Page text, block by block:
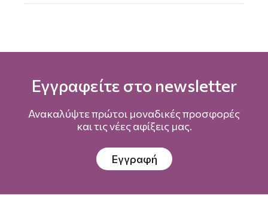
Εγγραφείτε στο newsletter
Ανακαλύψτε πρώτοι μοναδικές προσφορές
και τις νέες αφίξεις μας.
Εγγραφή